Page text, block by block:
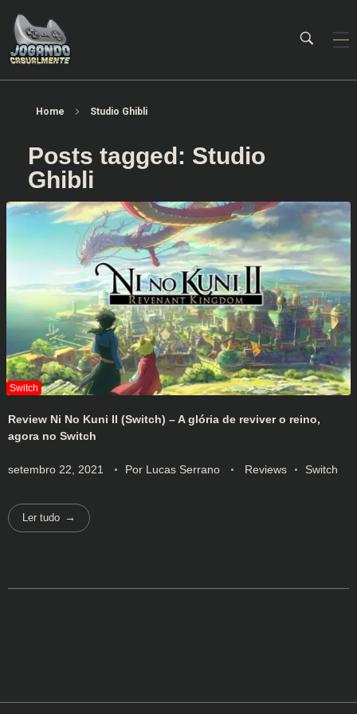
Home Studio Ghibli
Posts tagged: Studio
Ghibli
Review Ni No Kuni II (Switch) – A glória de reviver o reino,
agora no Switch
setembro 22, 2021 Por Lucas Serrano Reviews Switch
Ler tudo